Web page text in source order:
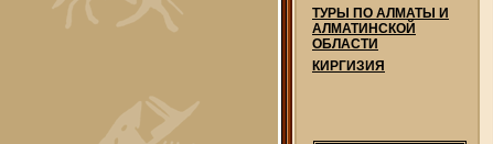
ТУРЫ ПО АЛМАТЫ И
АЛМАТИНСКОЙ
ОБЛАСТИ
КИРГИЗИЯ